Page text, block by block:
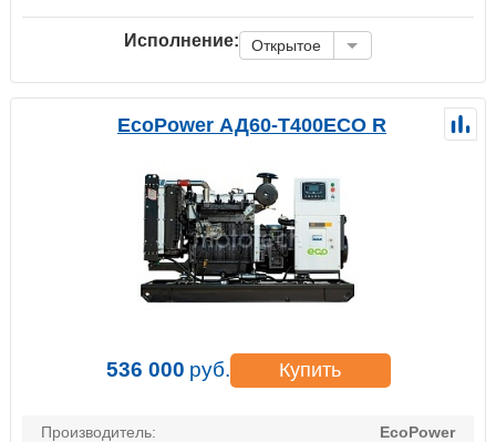
Исполнение: Открытое
EcoPower АД60-T400ECO R
536 000 руб. Купить
Производитель:
EcoPower